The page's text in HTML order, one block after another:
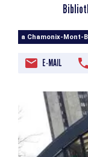
a Chamonix-Mont-
E-MAIL